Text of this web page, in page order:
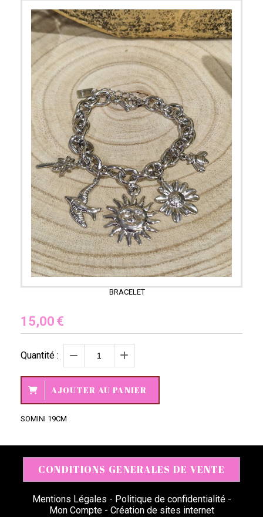
BRACELET
15,00 €
Quantité :
AJOUTER AU PANIER
SOMINI 19CM
CONDITIONS GENERALES DE VENTE
Mentions Légales
Politique de confidentialité
Mon Compte
Création de sites internet